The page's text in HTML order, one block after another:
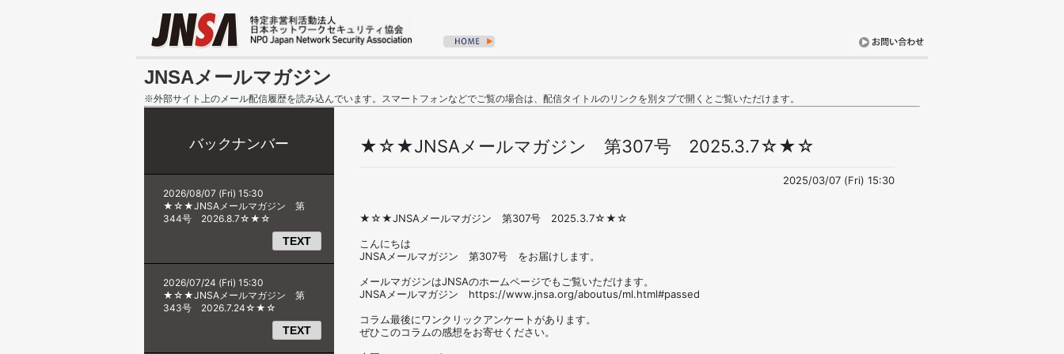
JNSAメールマガジン
※外部サイト上のメール配信履歴を読み込んでいます。スマートフォンなどでご覧の場合は、配信タイトルのリンクを別タブで開くとご覧いただけます。